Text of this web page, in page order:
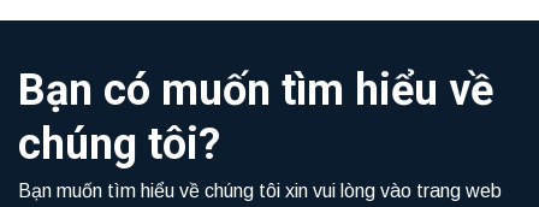
Bạn có muốn tìm hiểu về
chúng tôi?
Bạn muốn tìm hiểu về chúng tôi xin vui lòng vào trang web